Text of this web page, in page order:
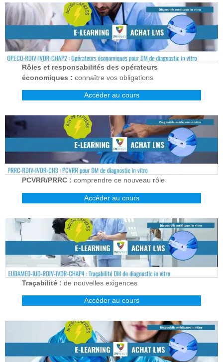
Rôles et responsabilités des opérateurs
économiques :connaître vos obligations
Accéder au cours
PCVRR/PRRC : comprendre ce nouveau rôle
Accéder au cours
Traçabilité : de nouvelles exigences
Accéder au cours